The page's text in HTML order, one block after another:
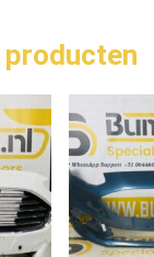
producten